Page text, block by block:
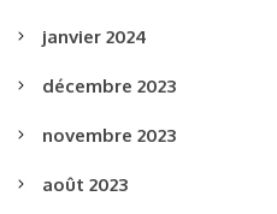
janvier 2024
décembre 2023
novembre 2023
août 2023